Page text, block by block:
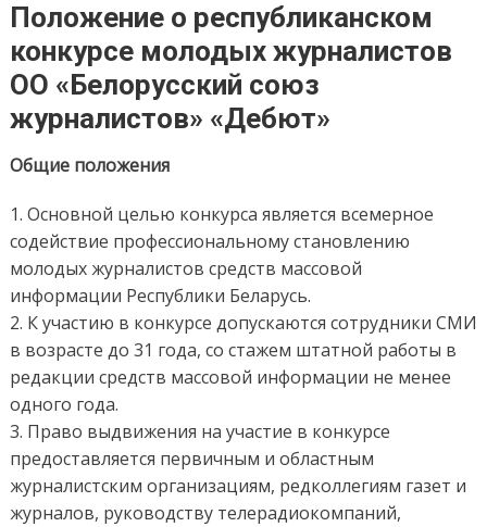
Положение о республиканском
конкурсе молодых журналистов
ОО «Белорусский союз
журналистов» «Дебют»
Общие положения
1. Основной целью конкурса является всемерное
содействие профессиональному становлению
молодых журналистов средств массовой
информации Республики Беларусь.
2. К участию в конкурсе допускаются сотрудники СМИ
в возрасте до 31 года, со стажем штатной работы в
редакции средств массовой информации не менее
одного года.
3. Право выдвижения на участие в конкурсе
предоставляется первичным и областным
журналистским организациям, редколлегиям газет и
журналов, руководству телерадиокомпаний,